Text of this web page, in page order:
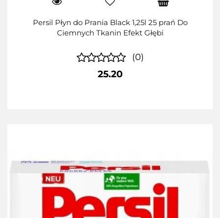
Persil Płyn do Prania Black 1,25l 25 prań Do
Ciemnych Tkanin Efekt Głębi
(0)
25.20